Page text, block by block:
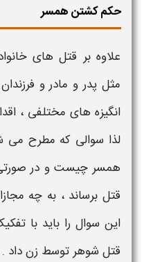
حکم کشتن همسر
علاوه بر قتل های
مثل پدر و مادر و فرزندان
انگیزه های مختلفی ،
لذا سوالی که مطرح
همسر چیست و در
قتل برساند ، به چه
این سوال را باید با
قتل شوهر توسط زن داد .